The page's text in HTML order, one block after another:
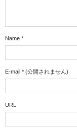
Name *
E-mail * (公開されません)
URL